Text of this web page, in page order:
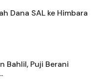
Dana SAL ke Himbara
Bahlil, Puji Berani